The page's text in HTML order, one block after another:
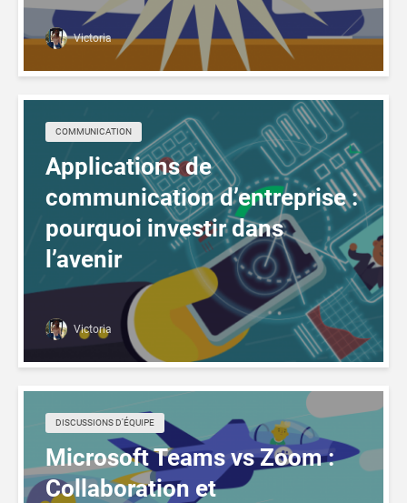
Victoria
COMMUNICATION
Applications de
communication d’entreprise :
pourquoi investir dans
l’avenir
Victoria
DISCUSSIONS D'ÉQUIPE
Microsoft Teams vs Zoom :
Collaboration et